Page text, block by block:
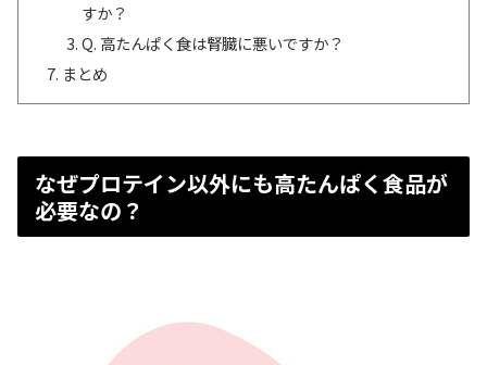
すか？
Q. 高たんぱく食は腎臓に悪いですか？
まとめ
なぜプロテイン以外にも高たんぱく食品が
必要なの？